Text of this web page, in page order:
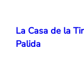
content
La Casa de la
Palida